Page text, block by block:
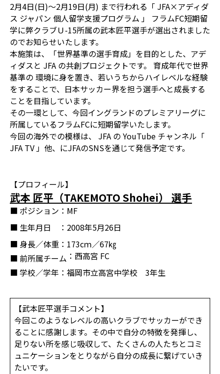
2月4日(日)〜2月19日(月) まで行われる「 JFA×アディダ
ス ジャパン 個人留学支援プログラム 」 フラムFC短期留
学に弊クラブＵ-15所属の武本匠平選手が選出されました
のでお知らせいたします。
本施策は、「世界基準の選手育成」を目的とした、アデ
ィダスと JFA の共創プロジェクトです。 育成年代で世界
基準の 環境に身を置き、若いうちからハイレベルな経験
をすることで、日本サッカー界を担う選手へと成長する
ことを目指しています。
その一環として、今回イングランドのプレミアリーグに
所属しているフラムFCに短期留学いたします。
今回の海外での模様は、 JFA の YouTube チャンネル「
JFA TV 」他、にJFAのSNSを通じて発信予定です。
【プロフィール】
武本 匠平（TAKEMOTO Shohei） 選手
■ ポジション ：MF
■ 生年月日
：2008年5月26日
■ 身長／体重 ：173cｍ／67㎏
■ 前所属チーム ：西高宮 FC
■ 学校／学年 ：福岡市立高宮中学校 3年生
【武本匠平選手コメント】
今回このようなレベルの高いクラブでサッカーができ
ることに感謝します。その中で自分の特徴を発揮し、
足りない所を感じ吸収して、たくさんの人たちとコミ
ュニケーションをとりながら自分の成長に繋げていき
たいです。